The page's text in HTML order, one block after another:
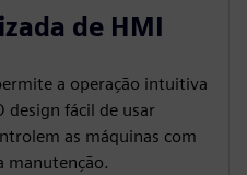
de HMI
a operação intuitiva
design fácil de usar
as máquinas com
manutenção.